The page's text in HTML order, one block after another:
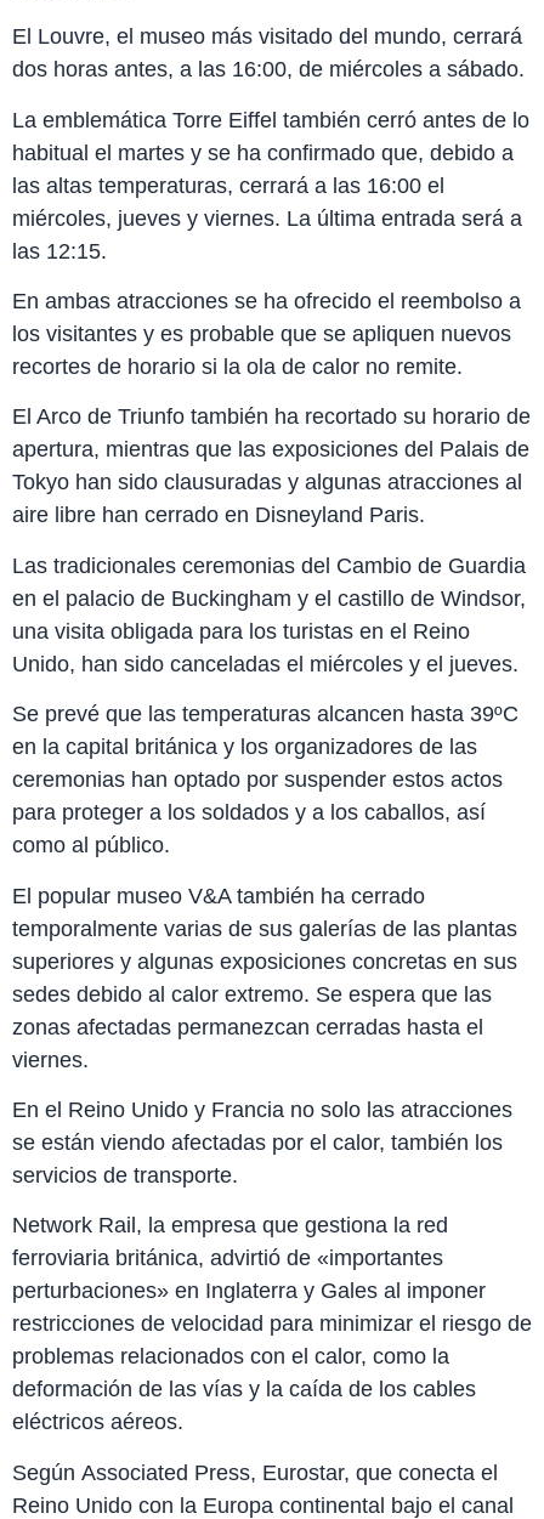
El Louvre, el museo más visitado del mundo, cerrará
dos horas antes, a las 16:00, de miércoles a sábado.
La emblemática Torre Eiffel también cerró antes de lo
habitual el martes y se ha confirmado que, debido a
las altas temperaturas, cerrará a las 16:00 el
miércoles, jueves y viernes. La última entrada será a
las 12:15.
En ambas atracciones se ha ofrecido el reembolso a
los visitantes y es probable que se apliquen nuevos
recortes de horario si la ola de calor no remite.
El Arco de Triunfo también ha recortado su horario de
apertura, mientras que las exposiciones del Palais de
Tokyo han sido clausuradas y algunas atracciones al
aire libre han cerrado en Disneyland Paris.
Las tradicionales ceremonias del Cambio de Guardia
en el palacio de Buckingham y el castillo de Windsor,
una visita obligada para los turistas en el Reino
Unido, han sido canceladas el miércoles y el jueves.
Se prevé que las temperaturas alcancen hasta 39ºC
en la capital británica y los organizadores de las
ceremonias han optado por suspender estos actos
para proteger a los soldados y a los caballos, así
como al público.
El popular museo V&A también ha cerrado
temporalmente varias de sus galerías de las plantas
superiores y algunas exposiciones concretas en sus
sedes debido al calor extremo. Se espera que las
zonas afectadas permanezcan cerradas hasta el
viernes.
En el Reino Unido y Francia no solo las atracciones
se están viendo afectadas por el calor, también los
servicios de transporte.
Network Rail, la empresa que gestiona la red
ferroviaria británica, advirtió de «importantes
perturbaciones» en Inglaterra y Gales al imponer
restricciones de velocidad para minimizar el riesgo de
problemas relacionados con el calor, como la
deformación de las vías y la caída de los cables
eléctricos aéreos.
Según Associated Press, Eurostar, que conecta el
Reino Unido con la Europa continental bajo el canal